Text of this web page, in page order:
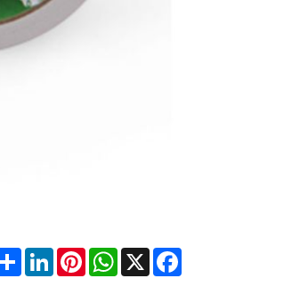
Facebook
X
WhatsApp
Pinterest
LinkedIn